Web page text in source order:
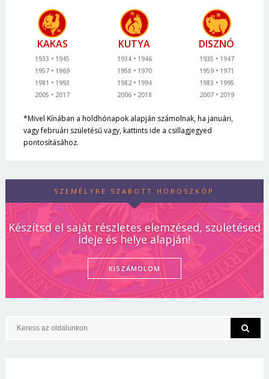
KAKAS
1933
1945
1957
1969
1981
1993
2005
2017
KUTYA
1934
1946
1958
1970
1982
1994
2006
2018
DISZNÓ
1935
1947
1959
1971
1983
1995
2007
2019
*Mivel Kínában a holdhónapok alapján számolnak, ha januári,
vagy februári születésű vagy, kattints ide a csillagjegyed
pontosításához.
SZEMÉLYRE SZABOTT HOROSZKÓP
Készítsd el saját részletes elemzésed, születésed
ideje és helye alapján!
KISZÁMOLOM